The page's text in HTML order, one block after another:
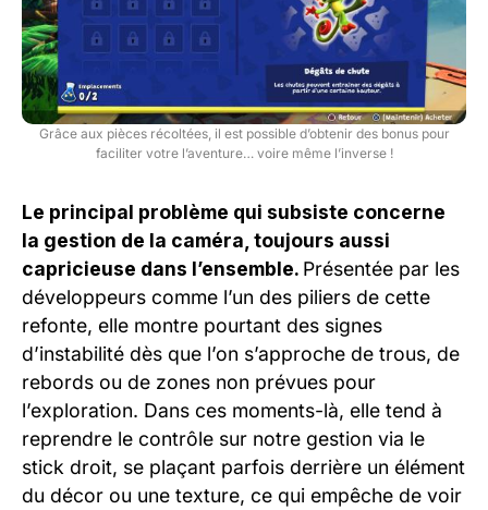
Grâce aux pièces récoltées, il est possible d’obtenir des bonus pour
faciliter votre l’aventure… voire même l’inverse !
Le principal problème qui subsiste concerne
la gestion de la caméra, toujours aussi
capricieuse dans l’ensemble. Présentée par les
développeurs comme l’un des piliers de cette
refonte, elle montre pourtant des signes
d’instabilité dès que l’on s’approche de trous, de
rebords ou de zones non prévues pour
l’exploration. Dans ces moments-là, elle tend à
reprendre le contrôle sur notre gestion via le
stick droit, se plaçant parfois derrière un élément
du décor ou une texture, ce qui empêche de voir